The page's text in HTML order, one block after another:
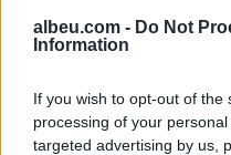
albeu.com - Do Not
Information
If you wish to opt-out of
processing of your
targeted advertising by us,